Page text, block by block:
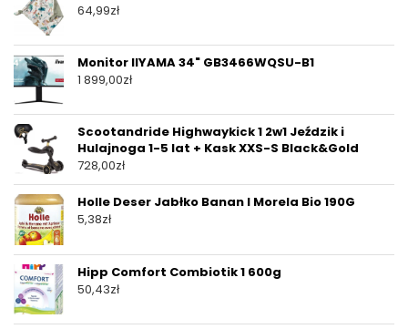
64,99zł
Monitor IIYAMA 34" GB3466WQSU-B1
1 899,00zł
Scootandride Highwaykick 1 2w1 Jeździk i
Hulajnoga 1-5 lat + Kask XXS-S Black&Gold
728,00zł
Holle Deser Jabłko Banan I Morela Bio 190G
5,38zł
Hipp Comfort Combiotik 1 600g
50,43zł